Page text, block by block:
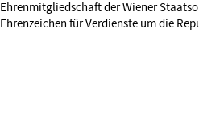
Ehrenmitgliedschaft der Wiener
Ehrenzeichen für Verdienste um die